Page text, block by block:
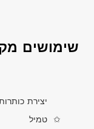
שימושים
יצירת
טמיל